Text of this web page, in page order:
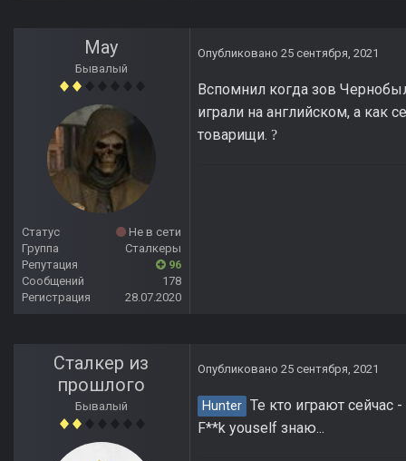
May
Бывалый
Статус
Не в сети
Группа
Сталкеры
Репутация
96
Сообщений
178
Регистрация
28.07.2020
Опубликовано 25 сентября, 2021
Вспомнил когда зов
играли на английском, а как
товарищи. ?
Сталкер из
прошлого
Бывалый
Опубликовано 25 сентября, 2021
Hunter Те кто играют сейчас
F**k youself знаю...